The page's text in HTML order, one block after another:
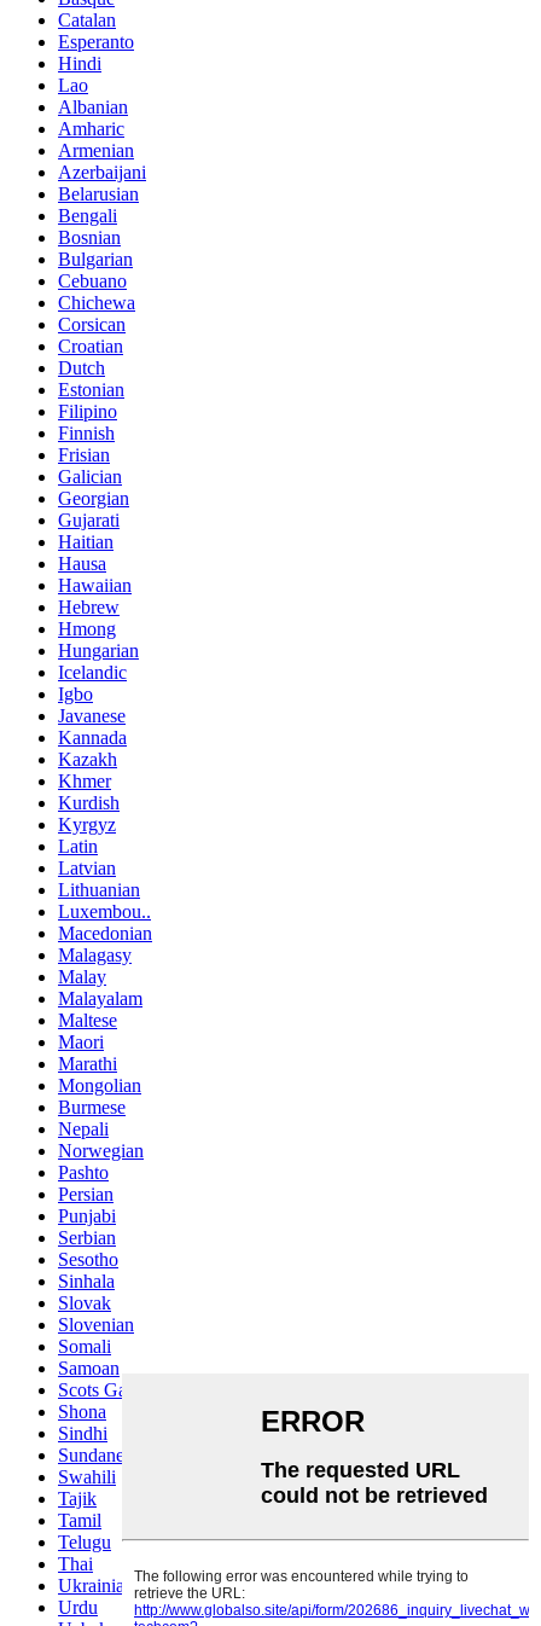
Catalan
Esperanto
Hindi
Lao
Albanian
Amharic
Armenian
Azerbaijani
Belarusian
Bengali
Bosnian
Bulgarian
Cebuano
Chichewa
Corsican
Croatian
Dutch
Estonian
Filipino
Finnish
Frisian
Galician
Georgian
Gujarati
Haitian
Hausa
Hawaiian
Hebrew
Hmong
Hungarian
Icelandic
Igbo
Javanese
Kannada
Kazakh
Khmer
Kurdish
Kyrgyz
Latin
Latvian
Lithuanian
Luxembou..
Macedonian
Malagasy
Malay
Malayalam
Maltese
Maori
Marathi
Mongolian
Burmese
Nepali
Norwegian
Pashto
Persian
Punjabi
Serbian
Sesotho
Sinhala
Slovak
Slovenian
Somali
Samoan
Scots Gaelic
Shona
Sindhi
Sundanese
Swahili
Tajik
Tamil
Telugu
Thai
Ukrainian
Urdu